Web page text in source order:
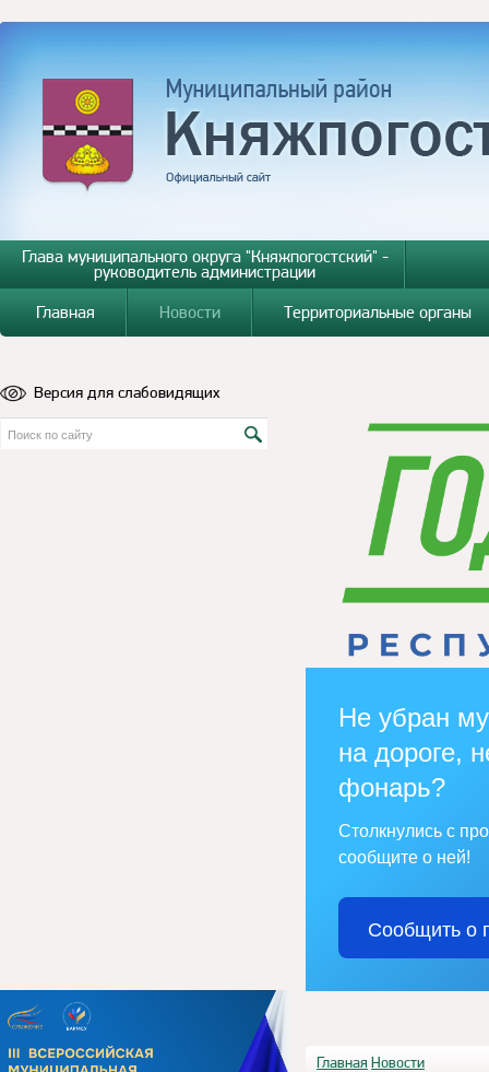
Глава муниципального округа "Княжпогостский" -
руководитель администрации
Главная
Новости Территориальные органы
Версия для слабовидящих
Не убран
на дороге,
фонарь?
Столкнулись с
сообщите о ней!
Сообщить о
Главная Новости